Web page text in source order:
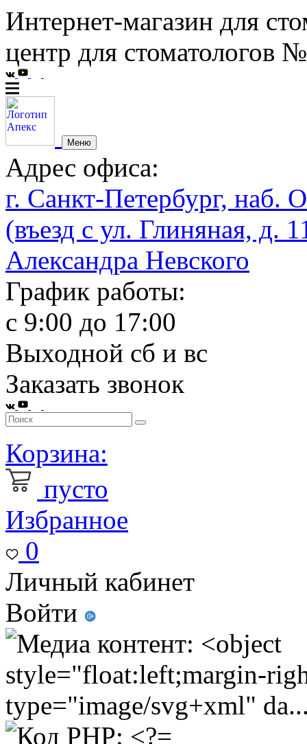
Интернет-магазин для
центр для стоматологов
Меню
Адрес офиса:
г. Санкт-Петербург, наб.
(въезд с ул. Глиняная, д.
Александра Невского
График работы:
с 9:00 до 17:00
Выходной сб и вс
Заказать звонок
Корзина:
пусто
Избранное
0
Личный кабинет
Войти